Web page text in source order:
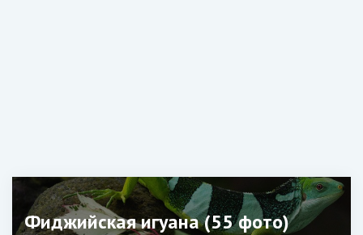
Фиджийская игуана (55 фото)